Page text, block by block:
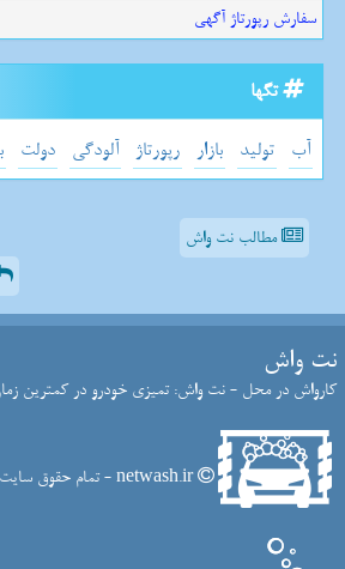
سفارش رپورتاژ آگهی
تگها
آب تولید بازار رپورتاژ آلودگی دولت
مطالب نت واش
نت واش
کارواش در محل - نت واش: تمیزی خودرو در کمترین
netwash.ir - تمام حقوق سایت نت واش محفوظ است